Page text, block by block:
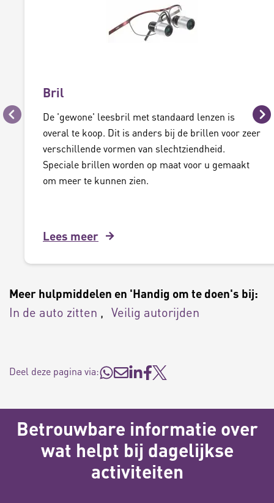
Vorige
Bril
De 'gewone' leesbril met standaard lenzen is
overal te koop. Dit is anders bij de brillen voor zeer
verschillende vormen van slechtziendheid.
Speciale brillen worden op maat voor u gemaakt
om meer te kunnen zien.
Lees meer
Meer hulpmiddelen en 'Handig om te doen's bij:
In de auto zitten Veilig autorijden
Deel deze pagina via:
Betrouwbare informatie over
wat helpt bij dagelijkse
activiteiten